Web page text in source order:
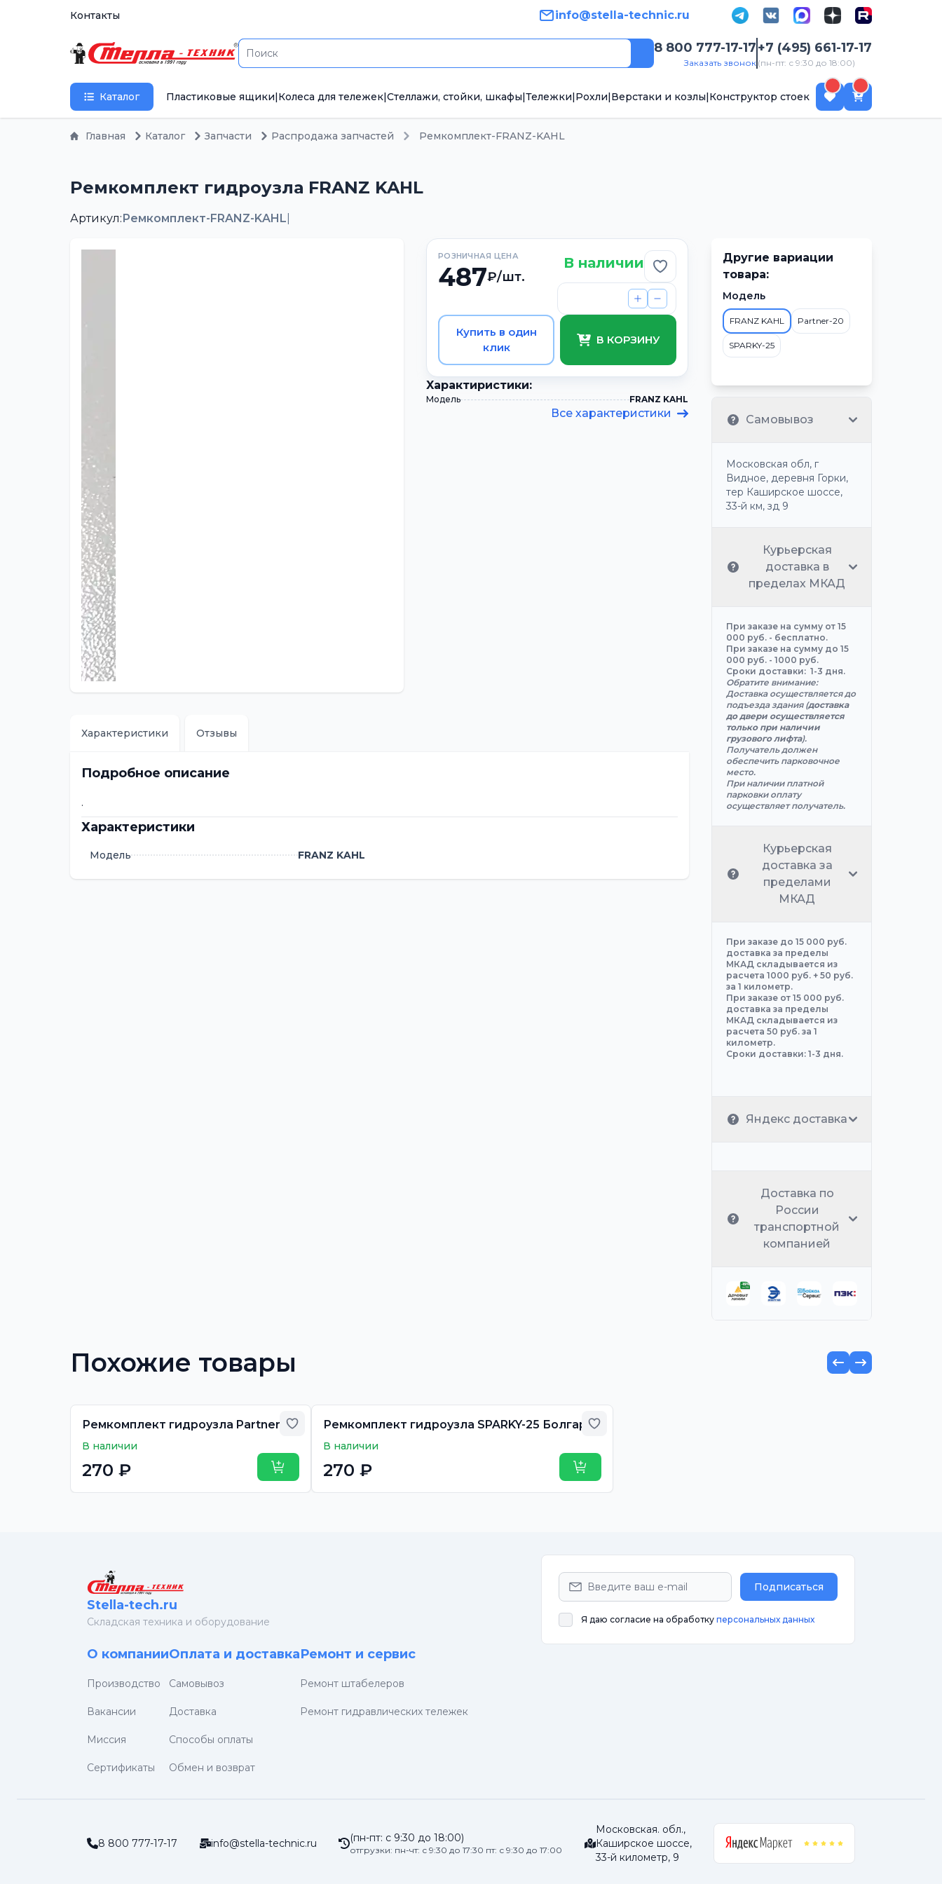
Контакты info@stella-technic.ru
8 800 777-17-17
Заказать звонок
+7 (495) 661-17-17
(пн-пт: с 9:30 до 18:00)
Каталог Пластиковые ящики|Колеса для тележек|Стеллажи, стойки, шкафы|Тележки|Рохли|Верстаки и козлы|Конструктор стоек
Главная Каталог Запчасти Распродажа запчастей Ремкомплект-FRANZ-KAHL
Ремкомплект гидроузла FRANZ KAHL
Артикул:Ремкомплект-FRANZ-KAHL
РОЗНИЧНАЯ ЦЕНА
487₽/шт.
В наличии Добавить в избранное
Купить в один
клик
В КОРЗИНУ
Xарактиристики:
Модель FRANZ KAHL
Все характеристики
Характеристики Отзывы
Подробное описание
.
Характеристики
Модель FRANZ KAHL
Другие вариации
товара:
Модель
FRANZ KAHL Partner-20
SPARKY-25
Самовывоз
Московская обл, г
Видное, деревня Горки,
тер Каширское шоссе,
33-й км, зд 9
Курьерская
доставка в
пределах МКАД
При заказе на сумму от 15
000 руб. - бесплатно.
При заказе на сумму до 15
000 руб. - 1000 руб.
Сроки доставки: 1-3 дня.
Обратите внимание:
Доставка осуществляется до
подъезда здания (доставка
до двери осуществляется
только при наличии
грузового лифта).
Получатель должен
обеспечить парковочное
место.
При наличии платной
парковки оплату
осуществляет получатель.
Курьерская
доставка за
пределами
МКАД
При заказе до 15 000 руб.
доставка за пределы
МКАД складывается из
расчета 1000 руб. + 50 руб.
за 1 километр.
При заказе от 15 000 руб.
доставка за пределы
МКАД складывается из
расчета 50 руб. за 1
километр.
Сроки доставки: 1-3 дня.
Яндекс доставка
Доставка по
России
транспортной
компанией
Похожие товары
Добавить в избранное
Ремкомплект гидроузла Partner-20
В наличии
270 ₽ Купить
Добавить в избранное
Ремкомплект гидроузла SPARKY-25 Болгария
В наличии
270 ₽ Купить
Stella-tech.ru
Cкладская техника и оборудование
Подписаться
Я даю согласие на обработку персональных данных
О компании
Производство
Вакансии
Миссия
Сертификаты
Оплата и доставка
Самовывоз
Доставка
Способы оплаты
Обмен и возврат
Ремонт и сервис
Ремонт штабелеров
Ремонт гидравлических тележек
8 800 777-17-17 info@stella-technic.ru (пн-пт: с 9:30 до 18:00)
отгрузки: пн-чт: с 9:30 до 17:30 пт: с 9:30 до 17:00
Московская. обл.,
Каширское шоссе,
33-й километр, 9